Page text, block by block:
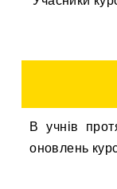
В учнів
оновлень